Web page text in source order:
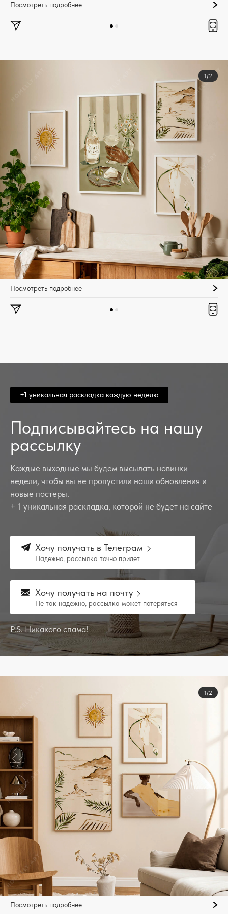
Посмотреть подробнее
1/2
Посмотреть подробнее
+1 уникальная раскладка каждую неделю
Подписывайтесь на нашу
рассылку
Каждые выходные мы будем высылать новинки
недели, чтобы вы не пропустили наши обновления и
новые постеры.
+ 1 уникальная раскладка, которой не будет на сайте
Хочу получать в Телеграм
Надежно, рассылка точно придет
Хочу получать на почту
Не так надежно, рассылка может потеряться
P.S. Никакого спама!
1/2
Посмотреть подробнее